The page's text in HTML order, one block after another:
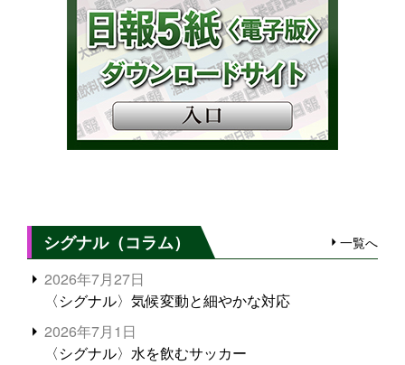
シグナル（コラム） 一覧へ
2026年7月27日
〈シグナル〉気候変動と細やかな対応
2026年7月1日
〈シグナル〉水を飲むサッカー